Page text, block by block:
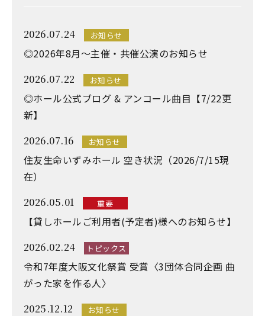
2026.07.24 お知らせ
◎2026年8月～主催・共催公演のお知らせ
2026.07.22 お知らせ
◎ホール公式ブログ & アンコール曲目【7/22更
新】
2026.07.16 お知らせ
住友生命いずみホール 空き状況（2026/7/15現
在）
2026.05.01 重要
【貸しホールご利用者(予定者)様へのお知らせ】
2026.02.24 トピックス
令和7年度大阪文化祭賞 受賞〈3団体合同企画 曲
がった家を作る人〉
2025.12.12 お知らせ